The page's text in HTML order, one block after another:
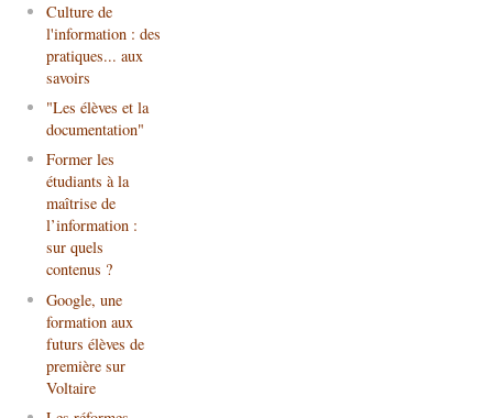
Culture de
l'information : des
pratiques... aux
savoirs
"Les élèves et la
documentation"
Former les
étudiants à la
maîtrise de
l’information :
sur quels
contenus ?
Google, une
formation aux
futurs élèves de
première sur
Voltaire